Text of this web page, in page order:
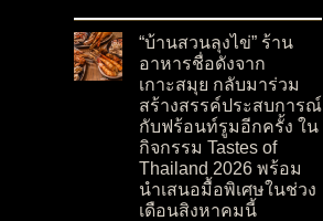
“บ้านสวนลุงไข่” ร้าน
อาหารชื่อดังจาก
เกาะสมุย กลับมาร่วม
สร้างสรรค์ประสบการณ์
กับฟร้อนท์รูมอีกครั้ง ใน
กิจกรรม Tastes of
Thailand 2026 พร้อม
นำเสนอมื้อพิเศษในช่วง
เดือนสิงหาคมนี้